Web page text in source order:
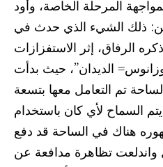
المرحلة الخاصة، وأود
ذلك الشيء الذي حدث في
ذكره الرفاق، إثر الاستفزازات
الديدان”، حيث بدأت
تم التعامل معها بتسعة
السماح لأي كان باستخدام
هناك في الساحة قد دفع
واندلعت تظاهرة مدافعة عن